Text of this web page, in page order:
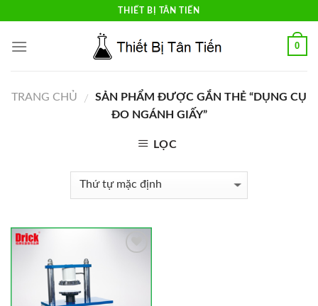
content
THIẾT BỊ TÂN TIẾN
0
TRANG CHỦ /
SẢN PHẨM ĐƯỢC GẮN THẺ “DỤNG CỤ
ĐO NGÁNH GIẤY”
LỌC